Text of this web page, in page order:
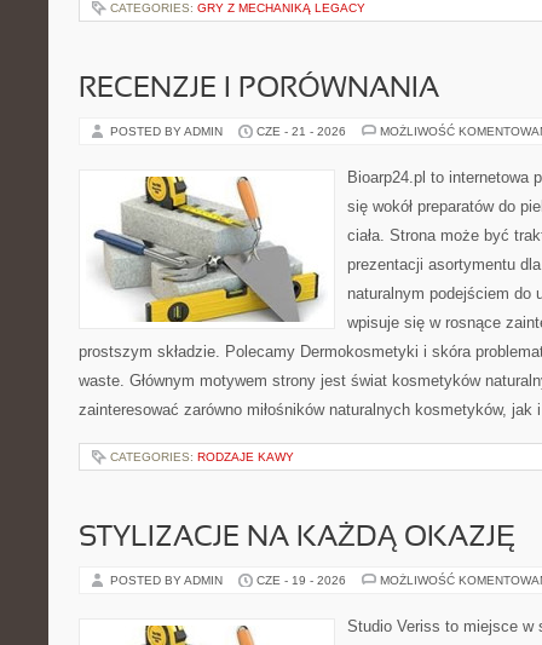
CATEGORIES: GRY Z MECHANIKĄ LEGACY
RECENZJE I PORÓWNANIA
POSTED BY ADMIN CZE - 21 - 2026 MOŻLIWOŚĆ
Bioarp24.pl to internetowa
się wokół preparatów do
ciała. Strona może być
prezentacji asortymentu
naturalnym podejściem do
wpisuje się w rosnące
prostszym składzie. Polecamy Dermokosmetyki i skóra
waste. Głównym motywem strony jest świat kosmetyków
zainteresować zarówno miłośników naturalnych kosmetyków,
CATEGORIES: RODZAJE KAWY
STYLIZACJE NA KAŻDĄ OKAZJĘ
POSTED BY ADMIN CZE - 19 - 2026 MOŻLIWOŚĆ
Studio Veriss to miejsce w